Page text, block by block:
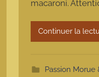
macaroni.
Continuer la
Passion Morue